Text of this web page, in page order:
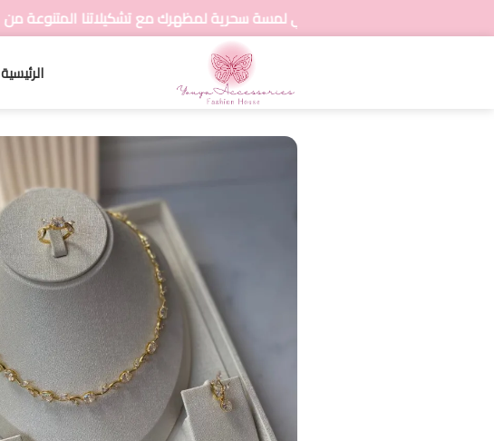
💍 أضيفي لمسة سحرية لمظهرك مع تشكيلاتنا المتنوعة من المجوهرات 💍
الرئيسية